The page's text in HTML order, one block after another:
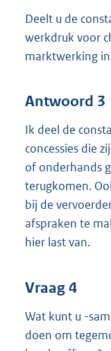
Deelt u de
werkdruk voor
marktwerking
Antwoord 3
Ik deel de
concessies die
of onderhands
terugkomen.
bij de
afspraken te
hier last van.
Vraag 4
Wat kunt u -
doen om